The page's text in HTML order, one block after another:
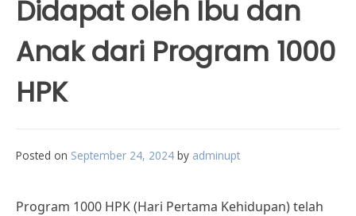
Didapat oleh Ibu dan
Anak dari Program 1000
HPK
Posted on September 24, 2024 by adminupt
Program 1000 HPK (Hari Pertama Kehidupan) telah